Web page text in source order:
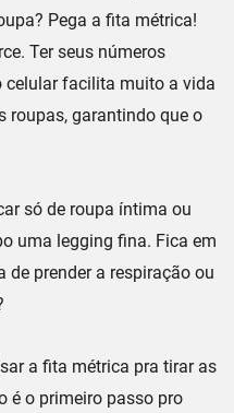
Pega a fita métrica!
. Ter seus números
celular facilita muito a vida
roupas, garantindo que o
só de roupa íntima ou
uma legging fina. Fica em
de prender a respiração ou
a fita métrica pra tirar as
é o primeiro passo pro